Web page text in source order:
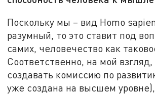
Поскольку мы – вид Homo
разумный, то это ставит под
самих, человечество как
Соответственно, на мой взгляд,
создавать комиссию по
уже создана на высшем